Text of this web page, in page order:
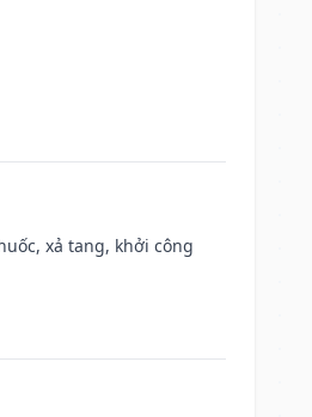
xả tang, khởi công